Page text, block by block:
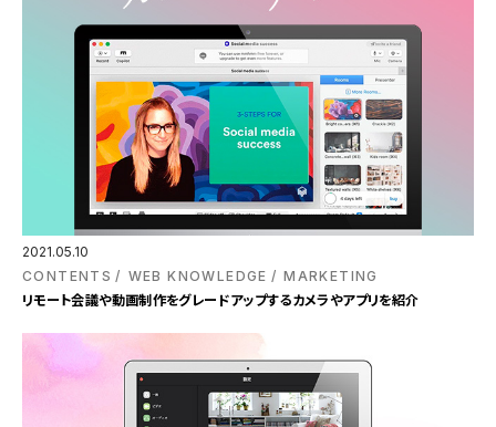
2021.05.10
CONTENTS
WEB KNOWLEDGE MARKETING
リモート会議や動画制作をグレードアップするカメラやアプリを紹介